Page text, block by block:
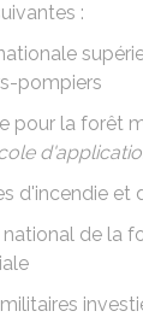
:
pompiers
pour la forêt
d'incendie et
national de la